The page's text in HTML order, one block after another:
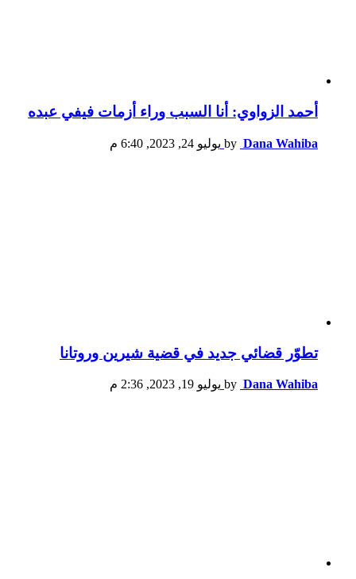
أحمد الزواوي: أنا السبب وراء أزمات فيفي عبده
by Dana Wahiba يوليو 24, 2023, 6:40 م
تطوّر قضائي جديد في قضية شيرين وروتانا
by Dana Wahiba يوليو 19, 2023, 2:36 م